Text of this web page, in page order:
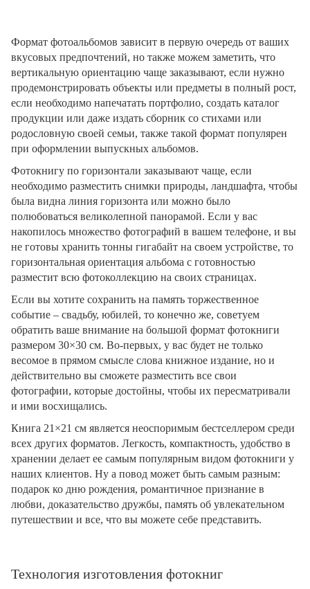
Формат фотоальбомов зависит в первую очередь от ваших
вкусовых предпочтений, но также можем заметить, что
вертикальную ориентацию чаще заказывают, если нужно
продемонстрировать объекты или предметы в полный рост,
если необходимо напечатать портфолио, создать каталог
продукции или даже издать сборник со стихами или
родословную своей семьи, также такой формат популярен
при оформлении выпускных альбомов.
Фотокнигу по горизонтали заказывают чаще, если
необходимо разместить снимки природы, ландшафта, чтобы
была видна линия горизонта или можно было
полюбоваться великолепной панорамой. Если у вас
накопилось множество фотографий в вашем телефоне, и вы
не готовы хранить тонны гигабайт на своем устройстве, то
горизонтальная ориентация альбома с готовностью
разместит всю фотоколлекцию на своих страницах.
Если вы хотите сохранить на память торжественное
событие – свадьбу, юбилей, то конечно же, советуем
обратить ваше внимание на большой формат фотокниги
размером 30×30 см. Во-первых, у вас будет не только
весомое в прямом смысле слова книжное издание, но и
действительно вы сможете разместить все свои
фотографии, которые достойны, чтобы их пересматривали
и ими восхищались.
Книга 21×21 см является неоспоримым бестселлером среди
всех других форматов. Легкость, компактность, удобство в
хранении делает ее самым популярным видом фотокниги у
наших клиентов. Ну а повод может быть самым разным:
подарок ко дню рождения, романтичное признание в
любви, доказательство дружбы, память об увлекательном
путешествии и все, что вы можете себе представить.
Технология изготовления фотокниг